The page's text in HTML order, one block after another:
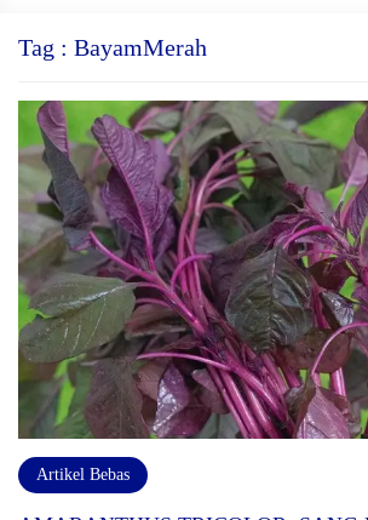
Tag : BayamMerah
Artikel Bebas